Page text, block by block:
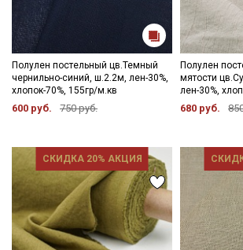
Полулен постельный цв.Темный
чернильно-синий, ш.2.2м, лен-30%,
хлопок-70%, 155гр/м.кв
600 руб. 750 руб.
Полулен
мятости
лен-30%,
680 руб.
СКИДКА 20% АКЦИЯ